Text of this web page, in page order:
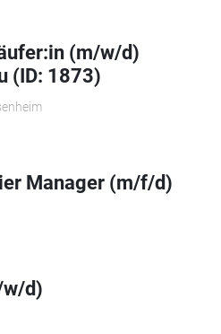
(m/w/d)
(ID: 1873)
Manager (m/f/d)
w/d)